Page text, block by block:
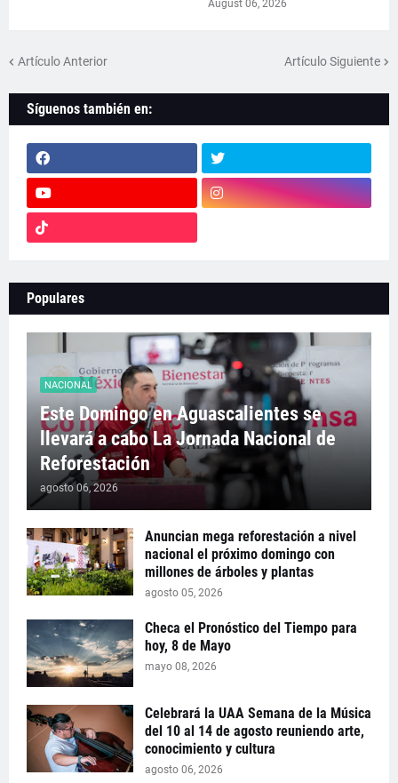
August 06, 2026
Artículo Anterior Artículo Siguiente
Síguenos también en:
Populares
NACIONAL
Este Domingo en Aguascalientes se
llevará a cabo La Jornada Nacional de
Reforestación
agosto 06, 2026
Anuncian mega reforestación a nivel
nacional el próximo domingo con
millones de árboles y plantas
agosto 05, 2026
Checa el Pronóstico del Tiempo para
hoy, 8 de Mayo
mayo 08, 2026
Celebrará la UAA Semana de la Música
del 10 al 14 de agosto reuniendo arte,
conocimiento y cultura
agosto 06, 2026